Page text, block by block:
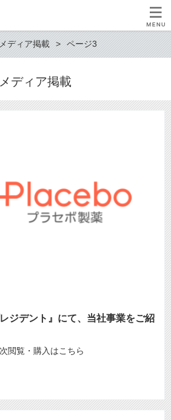
メディア掲載 ページ3
メディア掲載
ジデント』にて、当社事業をご紹
閲覧・購入はこちら